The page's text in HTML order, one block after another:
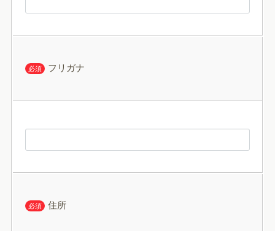
必須 フリガナ
必須 住所